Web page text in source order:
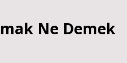
Ne Demek